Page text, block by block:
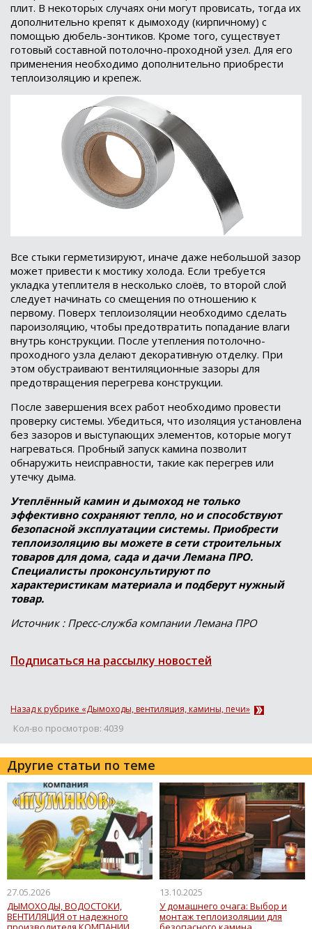
плит. В некоторых случаях они могут провисать, тогда их
дополнительно крепят к дымоходу (кирпичному) с
помощью дюбель-зонтиков. Кроме того, существует
готовый составной потолочно-проходной узел. Для его
применения необходимо дополнительно приобрести
теплоизоляцию и крепеж.
Все стыки герметизируют, иначе даже небольшой зазор
может привести к мостику холода. Если требуется
укладка утеплителя в несколько слоёв, то второй слой
следует начинать со смещения по отношению к
первому. Поверх теплоизоляции необходимо сделать
пароизоляцию, чтобы предотвратить попадание влаги
внутрь конструкции. После утепления потолочно-
проходного узла делают декоративную отделку. При
этом обустраивают вентиляционные зазоры для
предотвращения перегрева конструкции.
После завершения всех работ необходимо провести
проверку системы. Убедиться, что изоляция установлена
​​без зазоров и выступающих элементов, которые могут
нагреваться. Пробный запуск камина позволит
обнаружить неисправности, такие как перегрев или
утечку дыма.
Утеплённый камин и дымоход не только
эффективно сохраняют тепло, но и способствуют
безопасной эксплуатации системы. Приобрести
теплоизоляцию вы можете в сети строительных
товаров для дома, сада и дачи Лемана ПРО.
Специалисты проконсультируют по
характеристикам материала и подберут нужный
товар.
Источник : Пресс-служба компании Лемана ПРО
Подписаться на рассылку новостей
Назад к рубрике «Дымоходы, вентиляция, камины, печи»
Кол-во просмотров: 4039
Другие статьи по теме
27.05.2026
ДЫМОХОДЫ, ВОДОСТОКИ,
ВЕНТИЛЯЦИЯ от надежного
13.10.2025
У домашнего очага: Выбор и
монтаж теплоизоляции для